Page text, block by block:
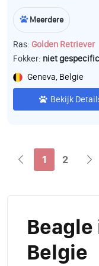
Meerdere
Ras: Golden Retriever
Fokker: niet
Geneva, Belgie
Bekijk
1 2
Belgie